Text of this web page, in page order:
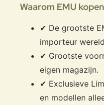
Waarom EMU
✔ De grootste
importeur
✔ Grootste
eigen magazijn.
✔ Exclusieve
en modellen